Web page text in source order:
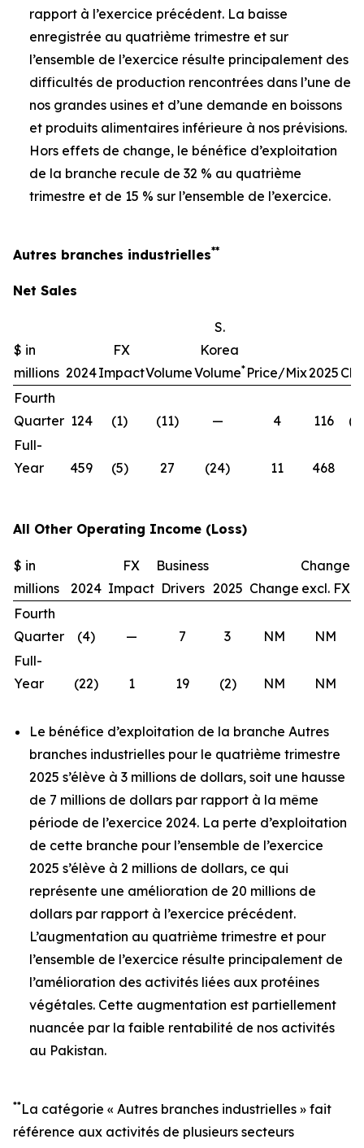
rapport à l’exercice précédent. La baisse
enregistrée au quatrième trimestre et sur
l’ensemble de l’exercice résulte principalement des
difficultés de production rencontrées dans l’une de
nos grandes usines et d’une demande en boissons
et produits alimentaires inférieure à nos prévisions.
Hors effets de change, le bénéfice d’exploitation
de la branche recule de 32 % au quatrième
trimestre et de 15 % sur l’ensemble de l’exercice.
Autres branches industrielles**
Net Sales
$ in
millions 2024
FX
ImpactVolume
S.
Korea
Volume* Price/Mix2025
Fourth
Quarter 124 (1) (11) — 4 116
Full-
Year
459 (5) 27 (24) 11 468
All Other Operating Income (Loss)
$ in
millions
2024
FX
Impact
Business
Drivers 2025 Change
Change
excl. FX
Fourth
Quarter
(4) — 7 3 NM
NM
Full-
Year
(22) 1 19 (2) NM NM
Le bénéfice d’exploitation de la branche Autres
branches industrielles pour le quatrième trimestre
2025 s’élève à 3 millions de dollars, soit une hausse
de 7 millions de dollars par rapport à la même
période de l’exercice 2024. La perte d’exploitation
de cette branche pour l’ensemble de l’exercice
2025 s’élève à 2 millions de dollars, ce qui
représente une amélioration de 20 millions de
dollars par rapport à l’exercice précédent.
L’augmentation au quatrième trimestre et pour
l’ensemble de l’exercice résulte principalement de
l’amélioration des activités liées aux protéines
végétales. Cette augmentation est partiellement
nuancée par la faible rentabilité de nos activités
au Pakistan.
**La catégorie « Autres branches industrielles » fait
référence aux activités de plusieurs secteurs